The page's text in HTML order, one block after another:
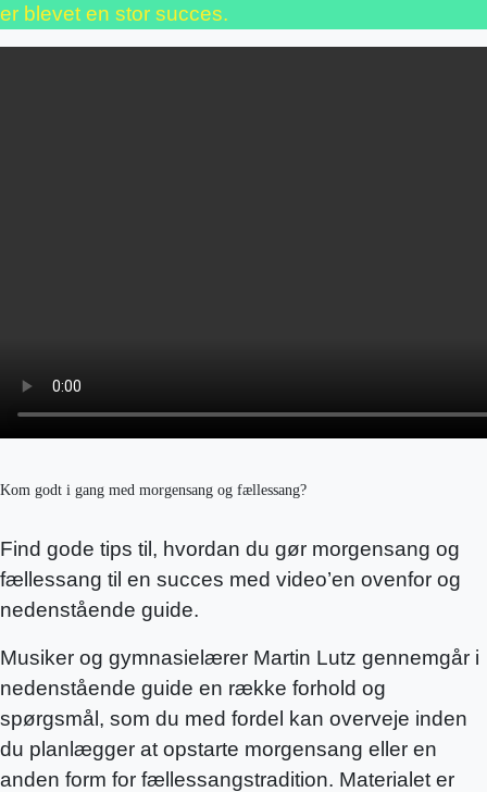
er blevet en stor succes.
Kom godt i gang med morgensang og fællessang?
Find gode tips til, hvordan du gør morgensang og
fællessang til en succes med video’en ovenfor og
nedenstående guide.
Musiker og gymnasielærer Martin Lutz gennemgår i
nedenstående guide en række forhold og
spørgsmål, som du med fordel kan overveje inden
du planlægger at opstarte morgensang eller en
anden form for fællessangstradition. Materialet er